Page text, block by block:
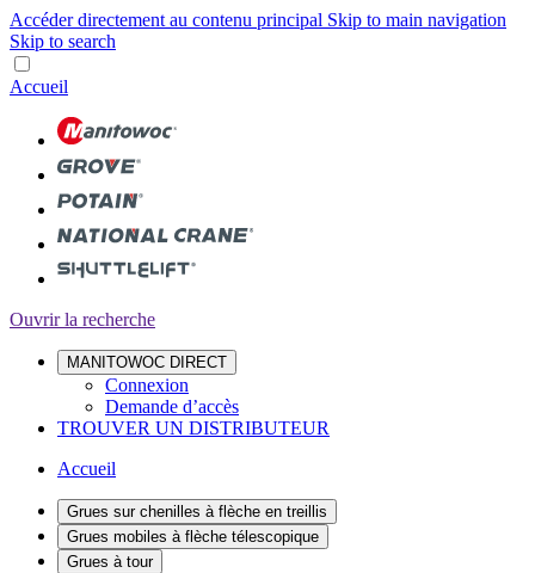
Accéder directement au contenu principal Skip to main navigation
Skip to search
Accueil
Ouvrir la recherche
MANITOWOC DIRECT
Connexion
Demande d’accès
TROUVER UN DISTRIBUTEUR
Accueil
Grues sur chenilles à flèche en treillis
Grues mobiles à flèche télescopique
Grues à tour